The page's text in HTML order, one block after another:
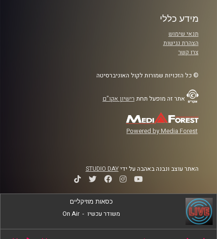
מידע כללי
תנאי שימוש
הצהרת נגישות
צרו קשר
© כל הזכויות שמורות לקול האוניברסיטה
אתר זה מופעל תחת רישיון אקו"ם
Powered by Media Forest
האתר עוצב ונבנה באהבה על ידיSTUDIO DAY
כסאות מוזיקליים
משודר עכשיו -
On Air